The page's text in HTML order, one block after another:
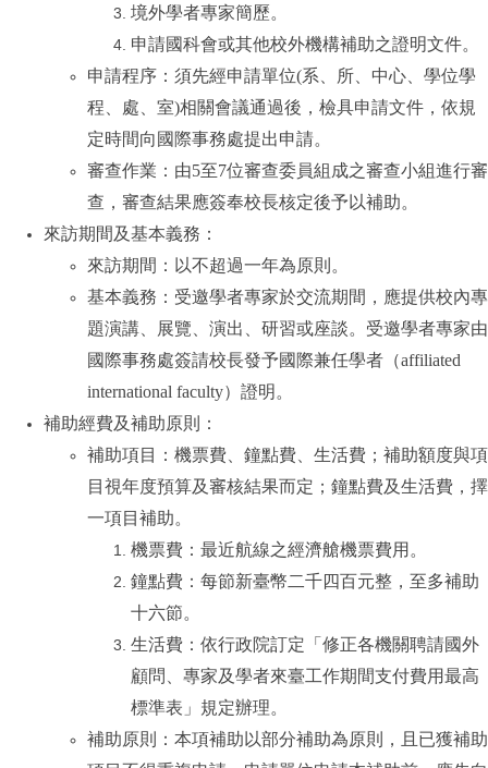
境外學者專家簡歷。
申請國科會或其他校外機構補助之證明文件。
申請程序：須先經申請單位(系、所、中心、學位學
程、處、室)相關會議通過後，檢具申請文件，依規
定時間向國際事務處提出申請。
審查作業：由5至7位審查委員組成之審查小組進行審
查，審查結果應簽奉校長核定後予以補助。
來訪期間及基本義務：
來訪期間：以不超過一年為原則。
基本義務：受邀學者專家於交流期間，應提供校內專
題演講、展覽、演出、研習或座談。受邀學者專家由
國際事務處簽請校長發予國際兼任學者（affiliated
international faculty）證明。
補助經費及補助原則：
補助項目：機票費、鐘點費、生活費；補助額度與項
目視年度預算及審核結果而定；鐘點費及生活費，擇
一項目補助。
機票費：最近航線之經濟艙機票費用。
鐘點費：每節新臺幣二千四百元整，至多補助
十六節。
生活費：依行政院訂定「修正各機關聘請國外
顧問、專家及學者來臺工作期間支付費用最高
標準表」規定辦理。
補助原則：本項補助以部分補助為原則，且已獲補助